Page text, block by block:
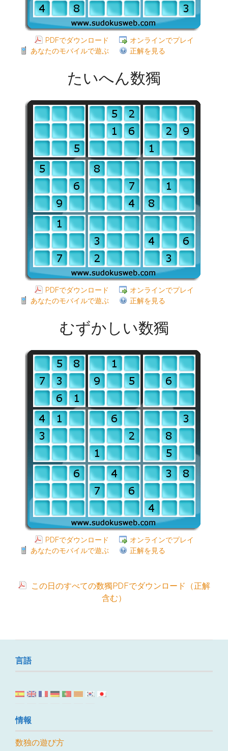
PDFでダウンロード
オンラインでプレイ
あなたのモバイルで遊ぶ
正解を見る
たいへん数獨
PDFでダウンロード
オンラインでプレイ
あなたのモバイルで遊ぶ
正解を見る
むずかしい数獨
PDFでダウンロード
オンラインでプレイ
あなたのモバイルで遊ぶ
正解を見る
この日のすべての数獨PDFでダウンロード（正解
含む）
言語
情報
数独の遊び方